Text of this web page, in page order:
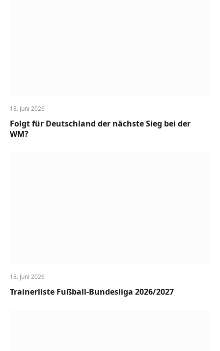
18. Juni 2026
Folgt für Deutschland der nächste Sieg bei der
WM?
18. Juni 2026
Trainerliste Fußball-Bundesliga 2026/2027